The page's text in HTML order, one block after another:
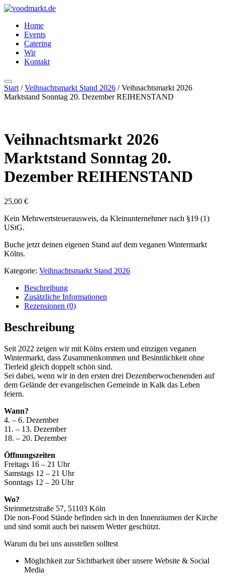
Zum
springenHome
Events
Catering
Wir
Kontakt
Start /Veihnachtsmarkt Stand 2026 / Veihnachtsmarkt 2026
Marktstand Sonntag 20. Dezember REIHENSTAND
Veihnachtsmarkt 2026
Marktstand Sonntag 20.
Dezember REIHENSTAND
25,00 €
Kein Mehrwertsteuerausweis, da Kleinunternehmer nach §19 (1)
UStG.
Buche jetzt deinen eigenen Stand auf dem veganen Wintermarkt
Kölns.
Kategorie: Veihnachtsmarkt Stand 2026
Beschreibung
Zusätzliche Informationen
Rezensionen (0)
Beschreibung
Seit 2022 zeigen wir mit Kölns erstem und einzigen veganen
Wintermarkt, dass Zusammenkommen und Besinnlichkeit ohne
Tierleid gleich doppelt schön sind.
Sei dabei, wenn wir in den ersten drei Dezemberwochenenden auf
dem Gelände der evangelischen Gemeinde in Kalk das Leben
feiern.
Wann?
4. – 6. Dezember
11. – 13. Dezember
18. – 20. Dezember
Öffnungszeiten
Freitags 16 – 21 Uhr
Samstags 12 – 21 Uhr
Sonntags 12 – 20 Uhr
Wo?
Steinmetzstraße 57, 51103 Köln
Die non-Food Stände befinden sich in den Innenräumen der Kirche
und sind somit auch bei nassem Wetter geschützt.
Warum du bei uns ausstellen solltest
Möglichkeit zur Sichtbarkeit über unsere Website & Social
Media